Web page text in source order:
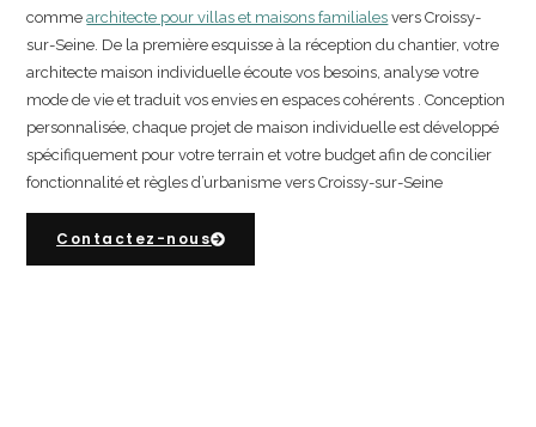
commearchitecte pour villas et maisons familiales vers Croissy-
sur-Seine. De la première esquisse à la réception du chantier, votre
architecte maison individuelle écoute vos besoins, analyse votre
mode de vie et traduit vos envies en espaces cohérents . Conception
personnalisée, chaque projet de maison individuelle est développé
spécifiquement pour votre terrain et votre budget afin de concilier
fonctionnalité et règles d’urbanisme vers Croissy-sur-Seine
Contactez-nous